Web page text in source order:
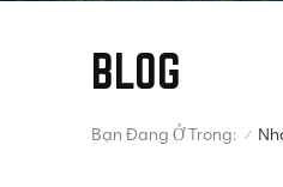
BLOG
Bạn Đang Ở Trong: /